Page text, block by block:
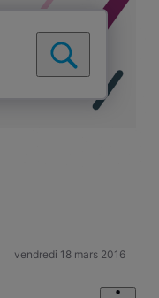
vendredi 18 mars 2016